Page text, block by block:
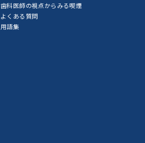
歯科医師の視点からみる喫煙
よくある質問
用語集